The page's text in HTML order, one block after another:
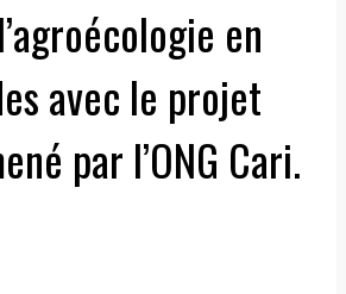
en
avec le projet
par l’ONG Cari.